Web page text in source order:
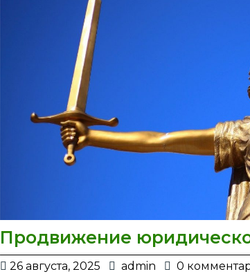
Продвижение
26 августа, 2025
26 admin admin
0